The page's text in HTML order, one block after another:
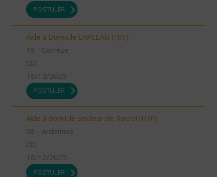
POSTULER
Aide à Domicile LAPLEAU (H/F)
19 - Corrèze
CDI
16/12/2025
POSTULER
Aide à domicile secteur de Rocroi (H/F)
08 - Ardennes
CDI
16/12/2025
POSTULER